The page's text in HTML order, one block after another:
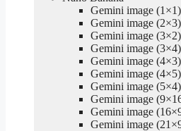
Gemini image (1×1)
Gemini image (2×3)
Gemini image (3×2)
Gemini image (3×4)
Gemini image (4×3)
Gemini image (4×5)
Gemini image (5×4)
Gemini image
Gemini image
Gemini image